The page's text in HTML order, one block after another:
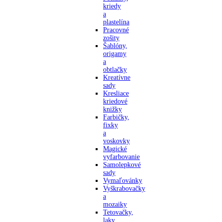
kriedy
a
plastelína
Pracovné
zošity
Šablóny,
origamy
a
obtlačky
Kreatívne
sady
Kresliace
kriedové
knižky
Farbičky,
fixky
a
voskovky
Magické
vyfarbovanie
Samolepkové
sady
Vymaľovánky
Vyškrabovačky
a
mozaiky
Tetovačky,
laky